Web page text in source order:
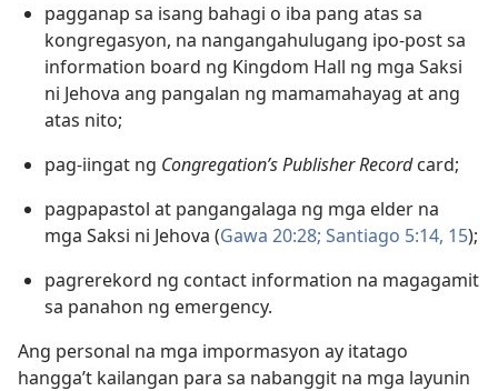
pagganap sa isang bahagi o iba pang atas sa
kongregasyon, na nangangahulugang ipo-post sa
information board ng Kingdom Hall ng mga Saksi
ni Jehova ang pangalan ng mamamahayag at ang
atas nito;
pag-iingat ng Congregation’s Publisher Recordcard;
pagpapastol at pangangalaga ng mga elder na
mga Saksi ni Jehova (Gawa 20:28; Santiago 5:14, 15);
pagrerekord ng contact information na magagamit
sa panahon ng emergency.
Ang personal na mga impormasyon ay itatago
hangga’t kailangan para sa nabanggit na mga layunin